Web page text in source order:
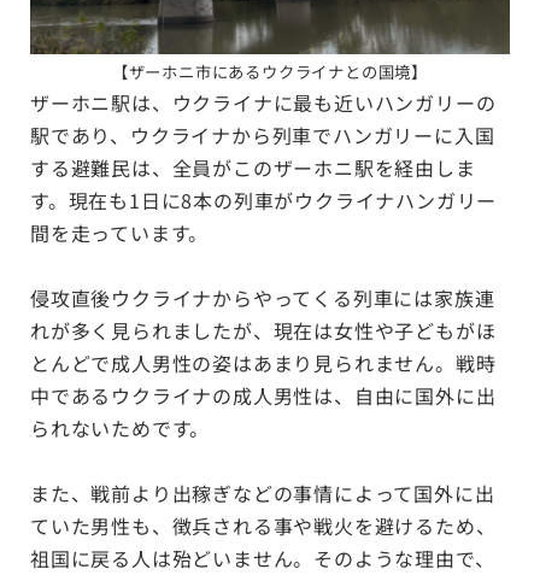
【ザーホニ市にあるウクライナとの国境】
ザーホニ駅は、ウクライナに最も近いハンガリーの
駅であり、ウクライナから列車でハンガリーに入国
する避難民は、全員がこのザーホニ駅を経由しま
す。現在も1日に8本の列車がウクライナハンガリー
間を走っています。
侵攻直後ウクライナからやってくる列車には家族連
れが多く見られましたが、現在は女性や子どもがほ
とんどで成人男性の姿はあまり見られません。戦時
中であるウクライナの成人男性は、自由に国外に出
られないためです。
また、戦前より出稼ぎなどの事情によって国外に出
ていた男性も、徴兵される事や戦火を避けるため、
祖国に戻る人は殆どいません。そのような理由で、